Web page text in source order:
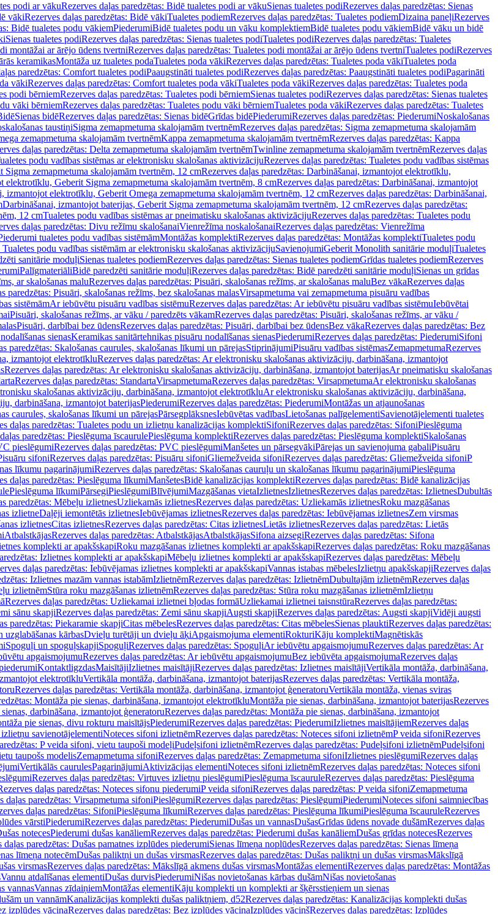
podi ar vākuRezerves daļas paredzētas: Bidē tualetes podi ar vākuSienas tualetes podiRezerves daļas paredzētas: Sienas
vākiRezerves daļas paredzētas: Bidē vākiTualetes podiemRezerves daļas paredzētas: Tualetes podiemDizaina paneļiRezerves
Bidē tualetes podu vākiemPiederumiBidē tualetes podu un vāku komplektiemBidē tualetes podu vākiemBidē vāku un bidē
Sienas tualetes podiRezerves daļas paredzētas: Sienas tualetes podiTualetes podiRezerves daļas paredzētas: Tualetes
montāžai ar ārējo ūdens tvertniRezerves daļas paredzētas: Tualetes podi montāžai ar ārējo ūdens tvertniTualetes podiRezerves
keramikasMontāža uz tualetes podaTualetes poda vākiRezerves daļas paredzētas: Tualetes poda vākiTualetes poda
paredzētas: Comfort tualetes podiPaaugstināti tualetes podiRezerves daļas paredzētas: Paaugstināti tualetes podiPagarināti
vākiRezerves daļas paredzētas: Comfort tualetes poda vākiTualetes poda vākiRezerves daļas paredzētas: Tualetes poda
podi bērniemRezerves daļas paredzētas: Tualetes podi bērniemSienas tualetes podiRezerves daļas paredzētas: Sienas tualetes
vāki bērniemRezerves daļas paredzētas: Tualetes podu vāki bērniemTualetes poda vākiRezerves daļas paredzētas: Tualetes
Sienas bidēRezerves daļas paredzētas: Sienas bidēGrīdas bidēPiederumiRezerves daļas paredzētas: PiederumiNoskalošanas
taustiņiSigma zemapmetuma skalojamām tvertnēmRezerves daļas paredzētas: Sigma zemapmetuma skalojamām
zemapmetuma skalojamām tvertnēmKappa zemapmetuma skalojamām tvertnēmRezerves daļas paredzētas: Kappa
daļas paredzētas: Delta zemapmetuma skalojamām tvertnēmTwinline zemapmetuma skalojamām tvertnēmRezerves daļas
podu vadības sistēmas ar elektronisku skalošanas aktivizācijuRezerves daļas paredzētas: Tualetes podu vadības sistēmas
zemapmetuma skalojamām tvertnēm, 12 cmRezerves daļas paredzētas: Darbināšanai, izmantojot elektrotīklu,
elektrotīklu, Geberit Sigma zemapmetuma skalojamām tvertnēm, 8 cmRezerves daļas paredzētas: Darbināšanai, izmantojot
izmantojot elektrotīklu, Geberit Omega zemapmetuma skalojamām tvertnēm, 12 cmRezerves daļas paredzētas: Darbināšanai,
Darbināšanai, izmantojot baterijas, Geberit Sigma zemapmetuma skalojamām tvertnēm, 12 cmRezerves daļas paredzētas:
12 cmTualetes podu vadības sistēmas ar pneimatisku skalošanas aktivizācijuRezerves daļas paredzētas: Tualetes podu
daļas paredzētas: Divu režīmu skalošanaiVienrežīma noskalošanaiRezerves daļas paredzētas: Vienrežīma
tualetes podu vadības sistēmāmMontāžas komplektiRezerves daļas paredzētas: Montāžas komplektiTualetes podu
Tualetes podu vadības sistēmām ar elektronisku skalošanas aktivizācijuSavienojumiGeberit Monolith sanitārie moduļiTualetes
sanitārie moduļiSienas tualetes podiemRezerves daļas paredzētas: Sienas tualetes podiemGrīdas tualetes podiemRezerves
PalīgmateriāliBidē paredzēti sanitārie moduļiRezerves daļas paredzētas: Bidē paredzēti sanitārie moduļiSienas un grīdas
ar skalošanas maluRezerves daļas paredzētas: Pisuāri, skalošanas režīms, ar skalošanas maluBez vākaRezerves daļas
paredzētas: Pisuāri, skalošanas režīms, bez skalošanas malasVirsapmetuma vai zemapmetuma pisuāru vadības
sistēmāmAr iebūvētu pisuāru vadības sistēmuRezerves daļas paredzētas: Ar iebūvētu pisuāru vadības sistēmuIebūvētai
Pisuāri, skalošanas režīms, ar vāku / paredzēts vākamRezerves daļas paredzētas: Pisuāri, skalošanas režīms, ar vāku /
Pisuāri, darbībai bez ūdensRezerves daļas paredzētas: Pisuāri, darbībai bez ūdensBez vākaRezerves daļas paredzētas: Bez
sienasKeramikas sanitārtehnikas pisuāru nodalīšanas sienasPiederumiRezerves daļas paredzētas: PiederumiSifoni
paredzētas: Skalošanas caurules, skalošanas līkumi un pārejasStiprinājumiPisuāru vadības sistēmasZemapmetumaRezerves
izmantojot elektrotīkluRezerves daļas paredzētas: Ar elektronisku skalošanas aktivizāciju, darbināšana, izmantojot
Rezerves daļas paredzētas: Ar elektronisku skalošanas aktivizāciju, darbināšana, izmantojot baterijasAr pneimatisku skalošanas
Rezerves daļas paredzētas: StandartaVirsapmetumaRezerves daļas paredzētas: VirsapmetumaAr elektronisku skalošanas
skalošanas aktivizāciju, darbināšana, izmantojot elektrotīkluAr elektronisku skalošanas aktivizāciju, darbināšana,
darbināšana, izmantojot baterijasPiederumiRezerves daļas paredzētas: PiederumiMontāžas un atjaunošanas
caurules, skalošanas līkumi un pārejasPārsegplāksnesIebūvētas vadībasLietošanas palīgelementiSavienotājelementi tualetes
daļas paredzētas: Tualetes podu un izlietņu kanalizācijas komplektiSifoniRezerves daļas paredzētas: SifoniPieslēguma
paredzētas: Pieslēguma īscaurulePieslēguma komplektiRezerves daļas paredzētas: Pieslēguma komplektiSkalošanas
pieslēgumiRezerves daļas paredzētas: PVC pieslēgumiManšetes un pārsegvākiPārejas un savienojuma gabaliPisuāru
sifoniRezerves daļas paredzētas: Pisuāru sifoniGliemežveida sifoniRezerves daļas paredzētas: Gliemežveida sifoniP
līkumu pagarinājumiRezerves daļas paredzētas: Skalošanas cauruļu un skalošanas līkumu pagarinājumiPieslēguma
daļas paredzētas: Pieslēguma līkumiManšetesBidē kanalizācijas komplektiRezerves daļas paredzētas: Bidē kanalizācijas
Pieslēguma līkumiPārsegiPieslēgumiBlīvējumiMazgāšanas vietaIzlietnesIzlietnesRezerves daļas paredzētas: IzlietnesDubultās
paredzētas: Mēbeļu izlietnesUzliekamās izlietnesRezerves daļas paredzētas: Uzliekamās izlietnesRoku mazgāšanas
izlietneDaļēji iemontētās izlietnesIebūvējamas izlietnesRezerves daļas paredzētas: Iebūvējamas izlietnesZem virsmas
izlietnesCitas izlietnesRezerves daļas paredzētas: Citas izlietnesLietās izlietnesRezerves daļas paredzētas: Lietās
AtbalstkājasRezerves daļas paredzētas: AtbalstkājasAtbalstkājasSifona aizsegiRezerves daļas paredzētas: Sifona
komplekti ar apakšskapiRoku mazgāšanas izlietnes komplekti ar apakšskapiRezerves daļas paredzētas: Roku mazgāšanas
Izlietnes komplekti ar apakšskapiMēbeļu izlietnes komplekti ar apakšskapiRezerves daļas paredzētas: Mēbeļu
daļas paredzētas: Iebūvējamas izlietnes komplekti ar apakšskapiVannas istabas mēbelesIzlietņu apakšskapjiRezerves daļas
Izlietnes mazām vannas istabāmIzlietnēmRezerves daļas paredzētas: IzlietnēmDubultajām izlietnēmRezerves daļas
izlietnēmStūra roku mazgāšanas izlietnēmRezerves daļas paredzētas: Stūra roku mazgāšanas izlietnēmIzlietņu
Rezerves daļas paredzētas: Uzliekamai izlietnei bļodas formāUzliekamai izlietnei taisnstūraRezerves daļas paredzētas:
sānu skapjiRezerves daļas paredzētas: Zemi sānu skapjiAugsti skapjiRezerves daļas paredzētas: Augsti skapjiVidēji augsti
paredzētas: Piekaramie skapjiCitas mēbelesRezerves daļas paredzētas: Citas mēbelesSienas plauktiRezerves daļas paredzētas:
kārbasDvieļu turētāji un dvieļu āķiApgaismojuma elementiRokturiKāju komplektiMagnētiskās
Spoguļi un spoguļskapjiSpoguļiRezerves daļas paredzētas: SpoguļiAr iebūvētu apgaismojumuRezerves daļas paredzētas: Ar
apgaismojumuRezerves daļas paredzētas: Ar iebūvētu apgaismojumuBez iebūvēta apgaismojumaRezerves daļas
KontaktligzdasMaisītājiIzlietnes maisītājiRezerves daļas paredzētas: Izlietnes maisītājiVertikāla montāža, darbināšana,
elektrotīkluVertikāla montāža, darbināšana, izmantojot baterijasRezerves daļas paredzētas: Vertikāla montāža,
Rezerves daļas paredzētas: Vertikāla montāža, darbināšana, izmantojot ģeneratoruVertikāla montāža, vienas sviras
Montāža pie sienas, darbināšana, izmantojot elektrotīkluMontāža pie sienas, darbināšana, izmantojot baterijasRezerves
darbināšana, izmantojot ģeneratoruRezerves daļas paredzētas: Montāža pie sienas, darbināšana, izmantojot
pie sienas, divu rokturu maisītājsPiederumiRezerves daļas paredzētas: PiederumiIzlietnes maisītājiemRezerves daļas
savienotājelementiNoteces sifoni izlietnēmRezerves daļas paredzētas: Noteces sifoni izlietnēmP veida sifoniRezerves
P veida sifoni, vietu taupoši modeļiPudeļsifoni izlietnēmRezerves daļas paredzētas: Pudeļsifoni izlietnēmPudeļsifoni
taupošs modelisZemapmetuma sifoniRezerves daļas paredzētas: Zemapmetuma sifoniIzlietnes pieslēgumiRezerves daļas
Vertikālās caurulesPagarinājumiAktivizācijas elementiNoteces sifoni izlietnēmRezerves daļas paredzētas: Noteces sifoni
Rezerves daļas paredzētas: Virtuves izlietņu pieslēgumiPieslēguma īscauruleRezerves daļas paredzētas: Pieslēguma
daļas paredzētas: Noteces sifonu piederumiP veida sifoniRezerves daļas paredzētas: P veida sifoniZemapmetuma
daļas paredzētas: Virsapmetuma sifoniPieslēgumiRezerves daļas paredzētas: PieslēgumiPiederumiNoteces sifoni saimniecības
daļas paredzētas: SifoniPieslēguma līkumiRezerves daļas paredzētas: Pieslēguma līkumiPieslēguma īscauruleRezerves
vārstiPiederumiRezerves daļas paredzētas: PiederumiDušas un vannasDušasGrīdas ūdens novade dušāmRezerves daļas
notecesPiederumi dušas kanāliemRezerves daļas paredzētas: Piederumi dušas kanāliemDušas grīdas notecesRezerves
daļas paredzētas: Dušas pamatnes izplūdes piederumiSienas līmeņa noplūdesRezerves daļas paredzētas: Sienas līmeņa
līmeņa notecēmDušas paliktņi un dušas virsmasRezerves daļas paredzētas: Dušas paliktņi un dušas virsmasMākslīgā
virsmasRezerves daļas paredzētas: Mākslīgā akmens dušas virsmasMontāžas elementiRezerves daļas paredzētas: Montāžas
Vannu atdalīšanas elementiDušas durvisPiederumiNišas novietošanas kārbas dušāmNišas novietošanas
vannasVannas zīdaiņiemMontāžas elementiKāju komplekti un komplekti ar šķērsstieņiem un sienas
un vannāmKanalizācijas komplekti dušas paliktņiem, d52Rezerves daļas paredzētas: Kanalizācijas komplekti dušas
izplūdes vāciņaRezerves daļas paredzētas: Bez izplūdes vāciņaIzplūdes vāciņšRezerves daļas paredzētas: Izplūdes